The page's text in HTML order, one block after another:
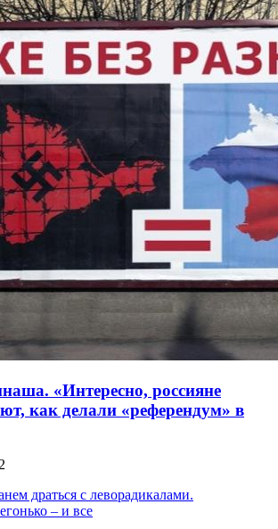
«Интересно, россияне
как делали «референдум» в